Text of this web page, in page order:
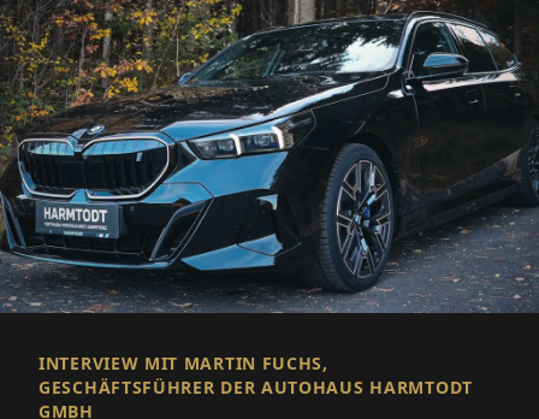
INTERVIEW MIT MARTIN FUCHS,
GESCHÄFTSFÜHRER DER AUTOHAUS HARMTODT
GMBH